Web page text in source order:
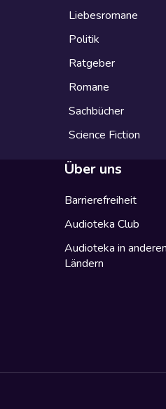
Liebesromane
Politik
Ratgeber
Romane
Sachbücher
Science Fiction
Über uns
Barrierefreiheit
Audioteka Club
Audioteka in anderen
Ländern